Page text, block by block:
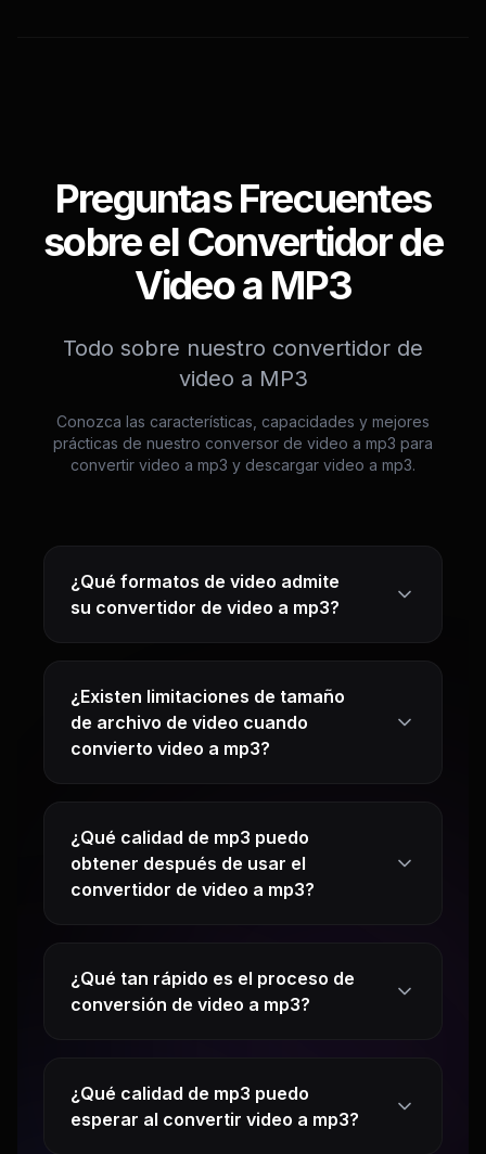
Preguntas Frecuentes
sobre el Convertidor de
Video a MP3
Todo sobre nuestro convertidor de
video a MP3
Conozca las características, capacidades y mejores
prácticas de nuestro conversor de video a mp3 para
convertir video a mp3 y descargar video a mp3.
¿Qué formatos de video admite
su convertidor de video a mp3?
¿Existen limitaciones de tamaño
de archivo de video cuando
convierto video a mp3?
¿Qué calidad de mp3 puedo
obtener después de usar el
convertidor de video a mp3?
¿Qué tan rápido es el proceso de
conversión de video a mp3?
¿Qué calidad de mp3 puedo
esperar al convertir video a mp3?